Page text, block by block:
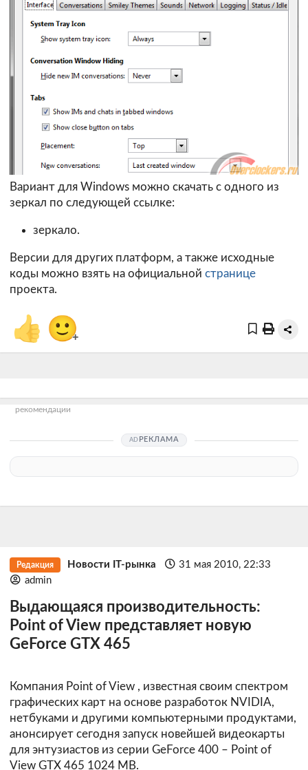
Вариант для Windows можно скачать с одного из
зеркал по следующей ссылке:
зеркало.
Версии для других платформ, а также исходные
коды можно взять на официальной странице
проекта.
👍 🙂+
рекомендации
РЕКЛАМА
Редакция Новости IT-рынка
31 мая 2010, 22:33
admin
Выдающаяся производительность:
Point of View представляет новую
GeForce GTX 465
Компания Point of View , известная своим спектром
графических карт на основе разработок NVIDIA,
нетбуками и другими компьютерными продуктами,
анонсирует сегодня запуск новейшей видеокарты
для энтузиастов из серии GeForce 400 – Point of
View GTX 465 1024 MB.